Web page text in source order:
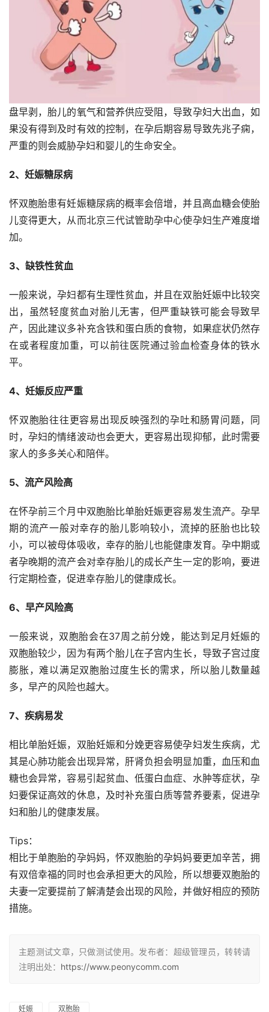
盘早剥，胎儿的氧气和营养供应受阻，导致孕妇大出血，如
果没有得到及时有效的控制，在孕后期容易导致先兆子痫，
严重的则会威胁孕妇和婴儿的生命安全。
2、妊娠糖尿病
怀双胞胎患有妊娠糖尿病的概率会倍增，并且高血糖会使胎
儿变得更大，从而北京三代试管助孕中心使孕妇生产难度增
加。
3、缺铁性贫血
一般来说，孕妇都有生理性贫血，并且在双胎妊娠中比较突
出，虽然轻度贫血对胎儿无害，但严重缺铁可能会导致早
产，因此建议多补充含铁和蛋白质的食物，如果症状仍然存
在或者程度加重，可以前往医院通过验血检查身体的铁水
平。
4、妊娠反应严重
怀双胞胎往往更容易出现反映强烈的孕吐和肠胃问题，同
时，孕妇的情绪波动也会更大，更容易出现抑郁，此时需要
家人的多多关心和陪伴。
5、流产风险高
在怀孕前三个月中双胞胎比单胎妊娠更容易发生流产。孕早
期的流产一般对幸存的胎儿影响较小，流掉的胚胎也比较
小，可以被母体吸收，幸存的胎儿也能健康发育。孕中期或
者孕晚期的流产会对幸存胎儿的成长产生一定的影响，要进
行定期检查，促进幸存胎儿的健康成长。
6、早产风险高
一般来说，双胞胎会在37周之前分娩，能达到足月妊娠的
双胞胎较少，因为有两个胎儿在子宫内生长，导致子宫过度
膨胀，难以满足双胞胎过度生长的需求，所以胎儿数量越
多，早产的风险也越大。
7、疾病易发
相比单胎妊娠，双胎妊娠和分娩更容易使孕妇发生疾病，尤
其是心肺功能会出现异常，肝肾负担会明显加重，血压和血
糖也会异常，容易引起贫血、低蛋白血症、水肿等症状，孕
妇要保证高效的休息，及时补充蛋白质等营养要素，促进孕
妇和胎儿的健康发展。
Tips：
相比于单胞胎的孕妈妈，怀双胞胎的孕妈妈要更加辛苦，拥
有双倍幸福的同时也会承担更大的风险，所以想要双胞胎的
夫妻一定要提前了解清楚会出现的风险，并做好相应的预防
措施。
主题测试文章，只做测试使用。发布者：超级管理员，转转请
注明出处： https://www.peonycomm.com
妊娠 双胞胎